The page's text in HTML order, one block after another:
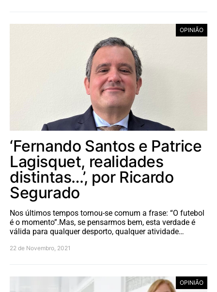
OPINIÃO
‘Fernando Santos e Patrice
Lagisquet, realidades
distintas…’, por Ricardo
Segurado
Nos últimos tempos tornou-se comum a frase: “O futebol
é o momento”.Mas, se pensarmos bem, esta verdade é
válida para qualquer desporto, qualquer atividade…
22 de Novembro, 2021
OPINIÃO